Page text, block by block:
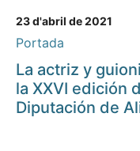
23 d'abril de 2021
Portada
La actriz y
la XXVI edición
Diputación de